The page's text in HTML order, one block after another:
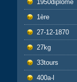
1950diplôme
1ère
27-12-1870
27kg
33tours
400a-l